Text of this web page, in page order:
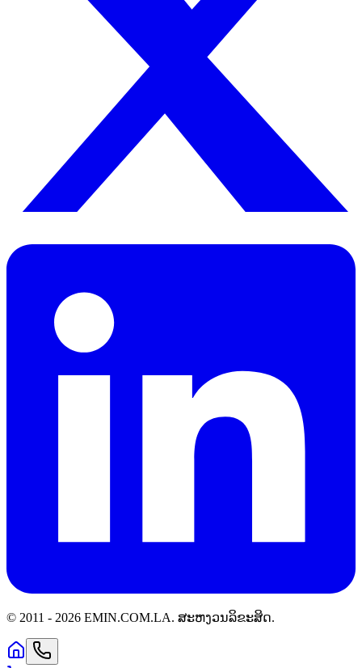
© 2011 - 2026 EMIN.COM.LA. ສະຫງວນລິຂະສິດ.